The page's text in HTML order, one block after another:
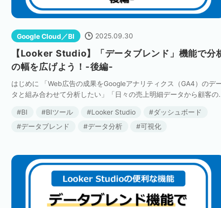
Google Cloud／BI 2025.09.30
【Looker Studio】「データブレンド」機能で分
の幅を広げよう！-後編-
はじめに 「Web広告の成果をGoogleアナリティクス（GA4）のデ
タと組み合わせて分析したい」「日々の売上明細データから顧客の
せんか？ これらの課題は、L […]
BI BIツール Looker Studio
ダッシュボード
データブレンド
データ分析 可視化